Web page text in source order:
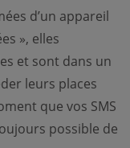
d’un appareil
», elles
et sont dans un
leurs places
que vos SMS
possible de